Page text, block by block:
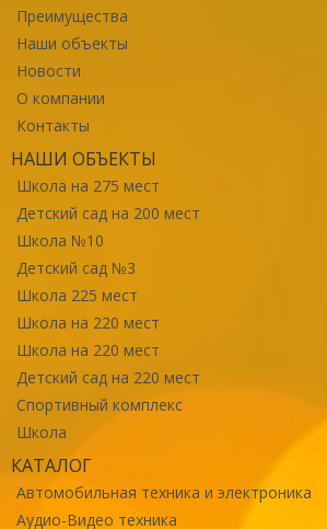
Преимущества
Наши объекты
Новости
О компании
Контакты
НАШИ ОБЪЕКТЫ
Школа на 275 мест
Детский сад на 200 мест
Школа №10
Детский сад №3
Школа 225 мест
Школа на 220 мест
Школа на 220 мест
Детский сад на 220 мест
Спортивный комплекс
Школа
КАТАЛОГ
Автомобильная техника и электроника
Аудио-Видео техника